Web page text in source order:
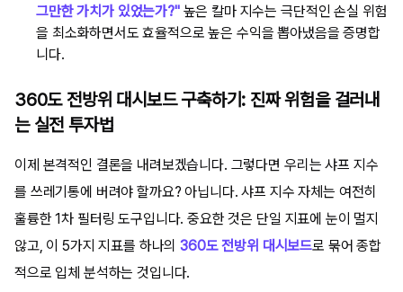
그만한 가치가 있었는가?"높은 칼마 지수는 극단적인 손실 위험
을 최소화하면서도 효율적으로 높은 수익을 뽑아냈음을 증명합
니다.
360도 전방위 대시보드 구축하기: 진짜 위험을 걸러내
는 실전 투자법
이제 본격적인 결론을 내려보겠습니다. 그렇다면 우리는 샤프 지수
를 쓰레기통에 버려야 할까요? 아닙니다. 샤프 지수 자체는 여전히
훌륭한 1차 필터링 도구입니다. 중요한 것은 단일 지표에 눈이 멀지
않고, 이 5가지 지표를 하나의360도 전방위 대시보드로 묶어 종합
적으로 입체 분석하는 것입니다.